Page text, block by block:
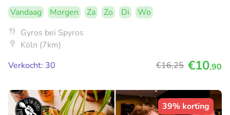
Vandaag Morgen Za Zo Di
Wo
Gyros bei Spyros
Köln (7km)
Verkocht: 30
€16,25 €10,90
39% korting